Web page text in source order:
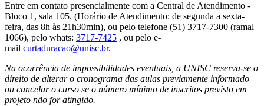
Entre em contato presencialmente com a Central de Atendimento -
Bloco 1, sala 105. (Horário de Atendimento: de segunda a sexta-
feira, das 8h às 21h30min), ou pelo telefone (51) 3717-7300 (ramal
1066), pelo whats: 3717-7425 , ou pelo e-
mail curtaduracao@unisc.br.
Na ocorrência de impossibilidades eventuais, a UNISC reserva-se o
direito de alterar o cronograma das aulas previamente informado
ou cancelar o curso se o número mínimo de inscritos previsto em
projeto não for atingido.